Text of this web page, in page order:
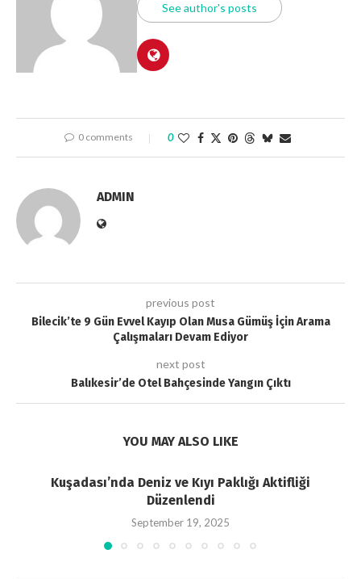
See author's posts
0 comments 0
ADMIN
previous post
Bilecik’te 9 Gün Evvel Kayıp Olan Musa Gümüş İçin Arama
Çalışmaları Devam Ediyor
next post
Balıkesir’de Otel Bahçesinde Yangın Çıktı
YOU MAY ALSO LIKE
Kuşadası’nda Deniz ve Kıyı Paklığı Aktifliği
Düzenlendi
September 19, 2025